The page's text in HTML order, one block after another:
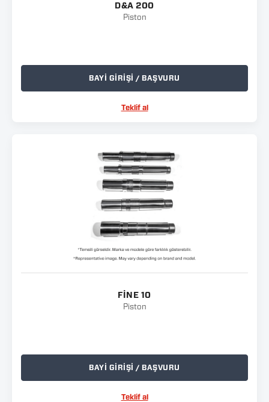
D&A 200
Piston
BAYİ GİRİŞİ / BAŞVURU
Teklif al
FINE 10
Piston
BAYİ GİRİŞİ / BAŞVURU
Teklif al